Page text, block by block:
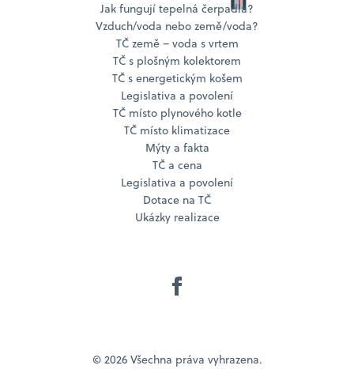
Jak fungují tepelná čerpadla?
Vzduch/voda nebo země/voda?
TČ země – voda s vrtem
TČ s plošným kolektorem
TČ s energetickým košem
Legislativa a povolení
TČ místo plynového kotle
TČ místo klimatizace
Mýty a fakta
TČ a cena
Legislativa a povolení
Dotace na TČ
Ukázky realizace
© 2026 Všechna práva vyhrazena.